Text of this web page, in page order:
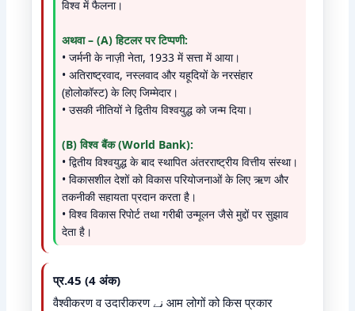
विश्व में फैलना।
अथवा – (A) हिटलर पर टिप्पणी:
• जर्मनी के नाज़ी नेता, 1933 में सत्ता में आया।
• अतिराष्ट्रवाद, नस्लवाद और यहूदियों के नरसंहार
(होलोकॉस्ट) के लिए जिम्मेदार।
• उसकी नीतियों ने द्वितीय विश्वयुद्ध को जन्म दिया।
(B) विश्व बैंक (World Bank):
• द्वितीय विश्वयुद्ध के बाद स्थापित अंतरराष्ट्रीय वित्तीय संस्था।
• विकासशील देशों को विकास परियोजनाओं के लिए ऋण और
तकनीकी सहायता प्रदान करता है।
• विश्व विकास रिपोर्ट तथा गरीबी उन्मूलन जैसे मुद्दों पर सुझाव
देता है।
प्र.45 (4 अंक)
वैश्वीकरण व उदारीकरण نے आम लोगों को किस प्रकार